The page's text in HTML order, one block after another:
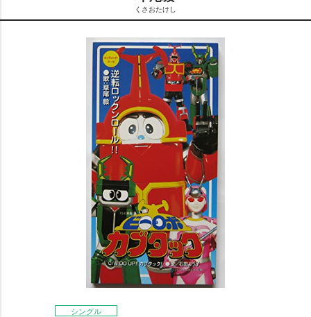
t
e
くさおたけし
シングル